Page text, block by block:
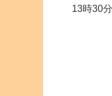
13時30